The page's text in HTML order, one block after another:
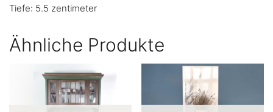
Tiefe: 5.5 zentimeter
Ähnliche Produkte